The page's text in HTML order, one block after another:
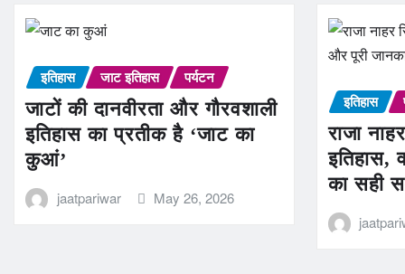
इतिहास जाट इतिहास पर्यटन
जाटों की दानवीरता और गौरवशाली
इतिहास का प्रतीक है ‘जाट का
कुआं’
jaatpariwar May 26, 2026
इतिहास
राजा
इतिहास,
का सही